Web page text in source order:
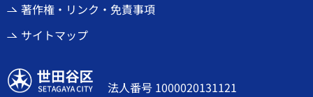
著作権・リンク・免責事項
サイトマップ
世田谷区
法人番号 1000020131121